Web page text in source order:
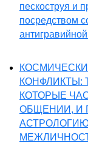
пескоструя и
посредством
КОНФЛИКТЫ:
КОТОРЫЕ
ОБЩЕНИИ, И